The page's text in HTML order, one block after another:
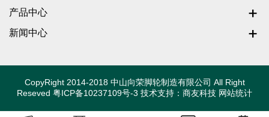
产品中心
新闻中心
CopyRight 2014-2018 中山向荣脚轮制造有限公司 All Right
Reseved 粤ICP备10237109号-3 技术支持： 商友科技 网站统计